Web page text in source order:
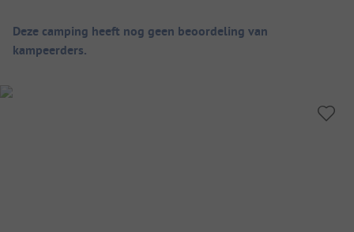
Camping overzicht
Deze camping heeft nog geen beoordeling van
kampeerders.